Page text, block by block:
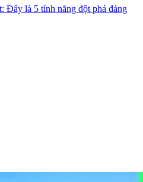
Đây là 5 tính năng đột phá đáng